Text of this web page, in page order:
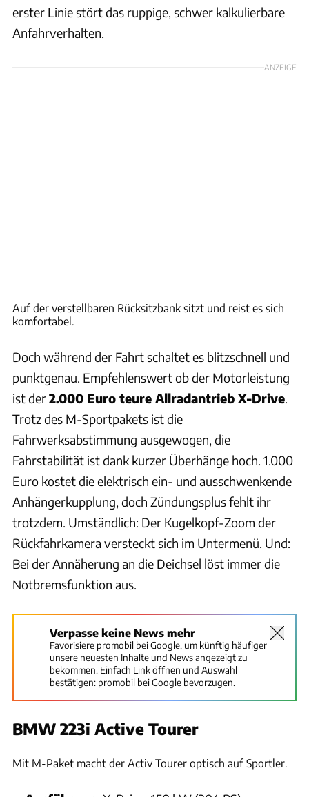
erster Linie stört das ruppige, schwer kalkulierbare
Anfahrverhalten.
ANZEIGE
Auf der verstellbaren Rücksitzbank sitzt und reist es sich
komfortabel.
Doch während der Fahrt schaltet es blitzschnell und
punktgenau. Empfehlenswert ob der Motorleistung
ist der2.000 Euro teure Allradantrieb X-Drive.
Trotz des M-Sportpakets ist die
Fahrwerksabstimmung ausgewogen, die
Fahrstabilität ist dank kurzer Überhänge hoch. 1.000
Euro kostet die elektrisch ein- und ausschwenkende
Anhängerkupplung, doch Zündungsplus fehlt ihr
trotzdem. Umständlich: Der Kugelkopf-Zoom der
Rückfahrkamera versteckt sich im Untermenü. Und:
Bei der Annäherung an die Deichsel löst immer die
Notbremsfunktion aus.
Verpasse keine News mehr
Favorisiere promobil bei Google, um künftig häufiger
unsere neuesten Inhalte und News angezeigt zu
bekommen. Einfach Link öffnen und Auswahl
bestätigen: promobil bei Google bevorzugen.
BMW 223i Active Tourer
Mit M-Paket macht der Activ Tourer optisch auf Sportler.